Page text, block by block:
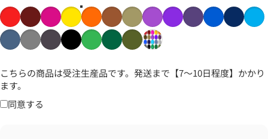
こちらの商品は受注生産品です。発送まで【7〜10日程度】かかり
ます。
同意する